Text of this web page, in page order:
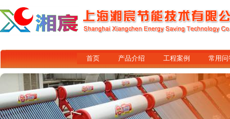
首页 产品介绍 工程案例 常用问